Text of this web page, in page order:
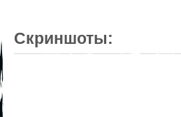
Скриншоты: